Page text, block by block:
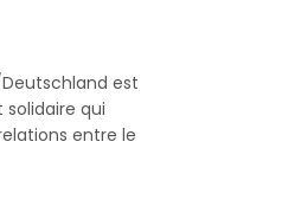
est
qui
entre le